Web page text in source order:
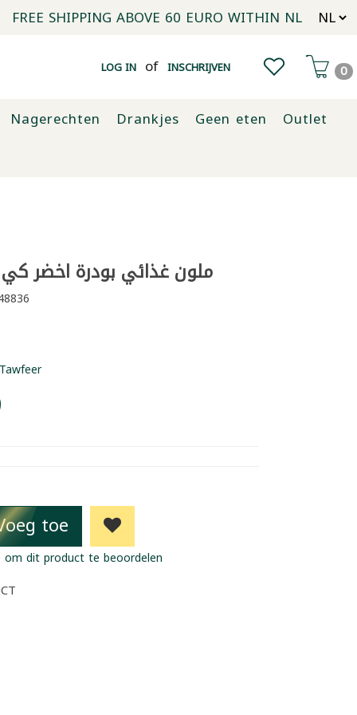
FREE SHIPPING ABOVE 60 EURO WITHIN NL
LOG IN of INSCHRIJVEN 0
Nagerechten Drankjes Geen eten
Outlet
ملون غذائي بودرة اخضر كي
Tawfeer
toe
om dit product te beoordelen